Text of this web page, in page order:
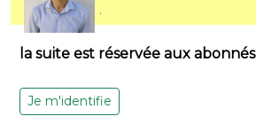
.
la suite est réservée aux abonnés
Je m'identifie